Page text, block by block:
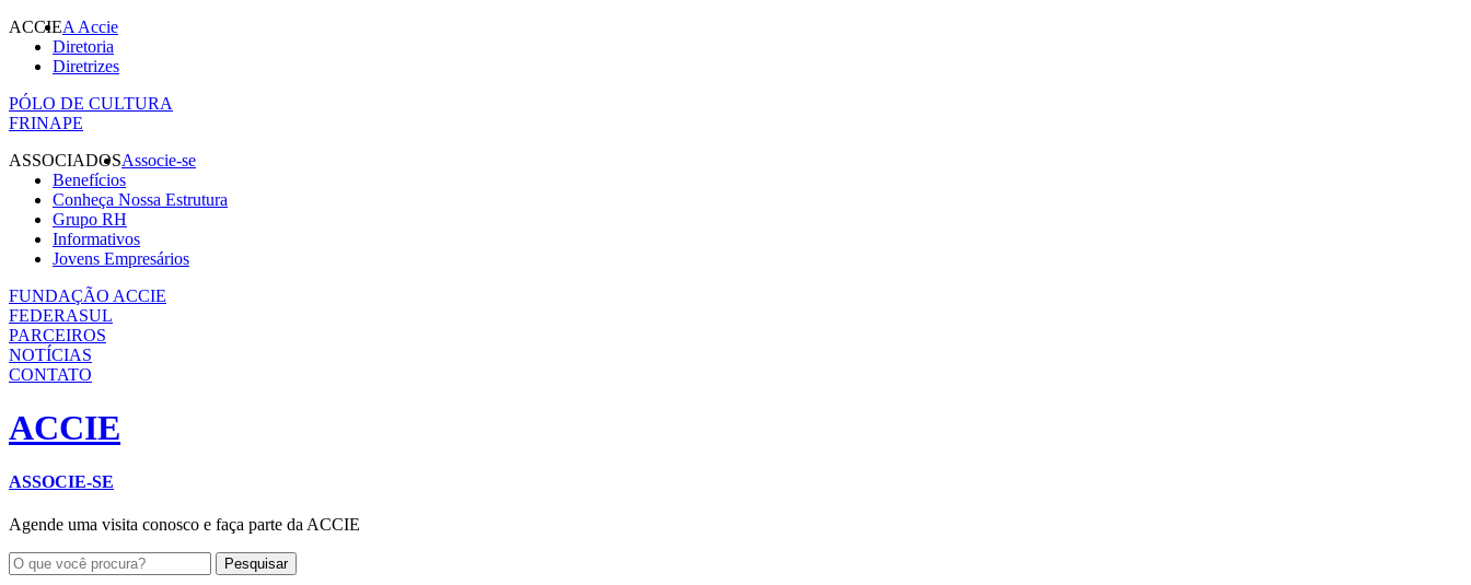
ACCIEA Accie
Diretoria
Diretrizes
PÓLO DE CULTURA
FRINAPE
ASSOCIADOSAssocie-se
Benefícios
Conheça Nossa Estrutura
Grupo RH
Informativos
Jovens Empresários
FUNDAÇÃO ACCIE
FEDERASUL
PARCEIROS
NOTÍCIAS
CONTATO
ACCIE
ASSOCIE-SE
Agende uma visita conosco e faça parte da ACCIE